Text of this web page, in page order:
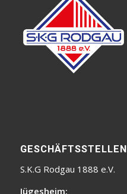
GESCHÄFTSSTELLEN
S.K.G Rodgau 1888 e.V.
Jügesheim: